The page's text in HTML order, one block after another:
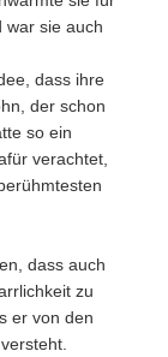
war sie auch
dass ihre
der schon
so ein
verachtet,
dass auch
zu
er von den